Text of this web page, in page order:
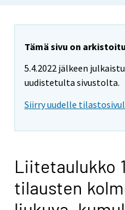
Tämä sivu on
5.4.2022 jälkeen
uudistetulta sivustolta.
Siirry uudelle
Liitetaulukko
tilausten